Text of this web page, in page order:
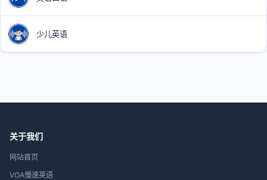
少儿英语
关于我们
网站首页
VOA慢速英语